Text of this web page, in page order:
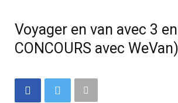
Voyager en van avec 3
CONCOURS avec WeVan)